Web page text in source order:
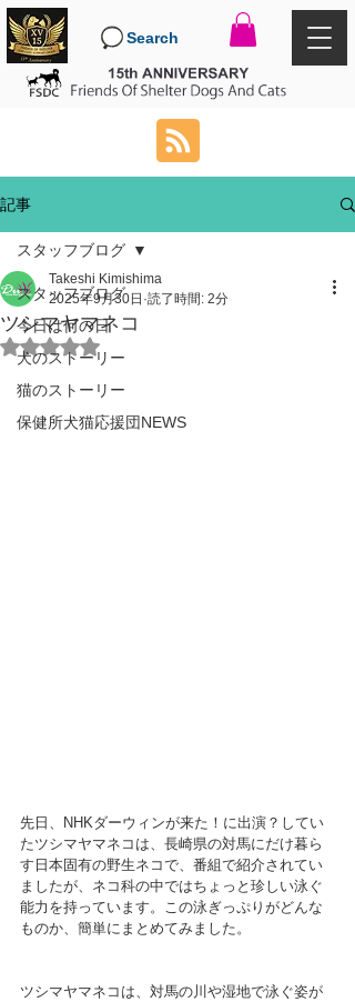
Search
記事
スタッフブログ
今日は何の日
犬のストーリー
猫のストーリー
保健所犬猫応援団NEWS
スタッフブログ
ツシマヤマネコ
Takeshi Kimishima
2025年9月30日 読了時間: 2分
5つ星のうちNaNと評価されています。
先日、NHKダーウィンが来た！に出演？してい
たツシマヤマネコは、長崎県の対馬にだけ暮ら
す日本固有の野生ネコで、番組で紹介されてい
ましたが、ネコ科の中ではちょっと珍しい泳ぐ
能力を持っています。この泳ぎっぷりがどんな
ものか、簡単にまとめてみました。
ツシマヤマネコは、対馬の川や湿地で泳ぐ姿が